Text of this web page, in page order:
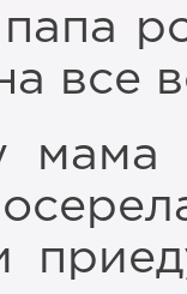
папа
все
мама